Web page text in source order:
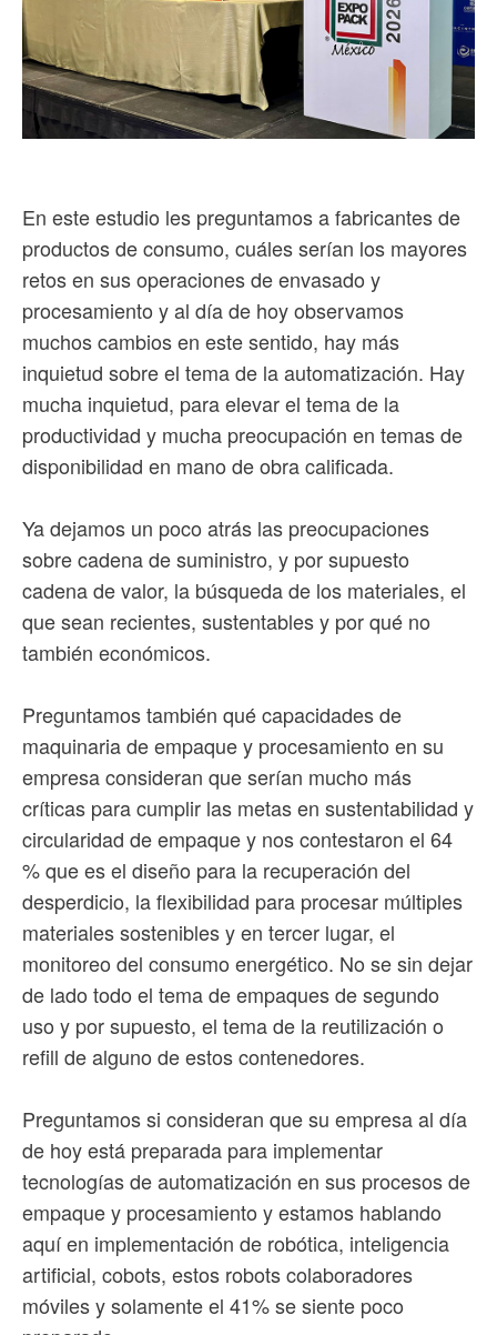
En este estudio les preguntamos a fabricantes de
productos de consumo, cuáles serían los mayores
retos en sus operaciones de envasado y
procesamiento y al día de hoy observamos
muchos cambios en este sentido, hay más
inquietud sobre el tema de la automatización. Hay
mucha inquietud, para elevar el tema de la
productividad y mucha preocupación en temas de
disponibilidad en mano de obra calificada.
Ya dejamos un poco atrás las preocupaciones
sobre cadena de suministro, y por supuesto
cadena de valor, la búsqueda de los materiales, el
que sean recientes, sustentables y por qué no
también económicos.
Preguntamos también qué capacidades de
maquinaria de empaque y procesamiento en su
empresa consideran que serían mucho más
críticas para cumplir las metas en sustentabilidad y
circularidad de empaque y nos contestaron el 64
% que es el diseño para la recuperación del
desperdicio, la flexibilidad para procesar múltiples
materiales sostenibles y en tercer lugar, el
monitoreo del consumo energético. No se sin dejar
de lado todo el tema de empaques de segundo
uso y por supuesto, el tema de la reutilización o
refill de alguno de estos contenedores.
Preguntamos si consideran que su empresa al día
de hoy está preparada para implementar
tecnologías de automatización en sus procesos de
empaque y procesamiento y estamos hablando
aquí en implementación de robótica, inteligencia
artificial, cobots, estos robots colaboradores
móviles y solamente el 41% se siente poco